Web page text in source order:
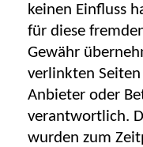
keinen Einfluss
für diese
Gewähr
verlinkten
Anbieter oder
verantwortlich.
wurden zum